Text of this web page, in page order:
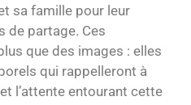
sa famille pour leur
de partage. Ces
que des images : elles
qui rappelleront à
l’attente entourant cette